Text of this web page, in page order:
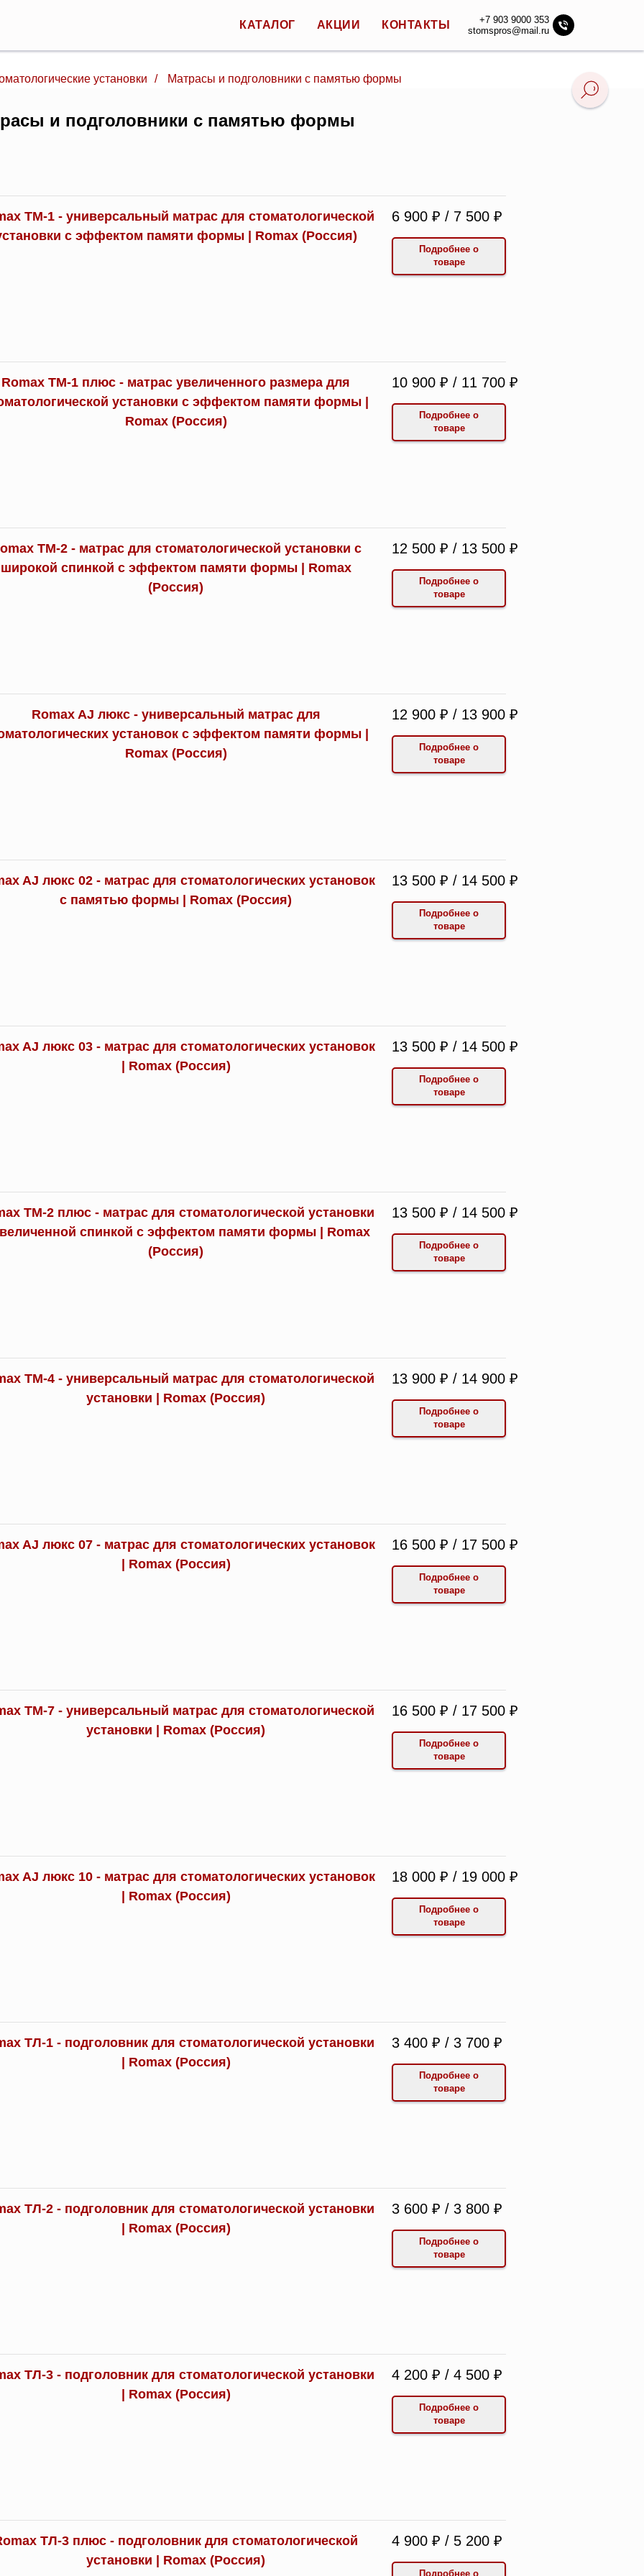
КАТАЛОГ АКЦИИ КОНТАКТЫ
+7 903 9000 353
stomspros@mail.ru
установки / Матрасы и подголовники с памятью формы
и подголовники с памятью формы
TM-1 - универсальный матрас для стоматологической
с эффектом памяти формы | Romax (Россия)
6 900 ₽ / 7 500 ₽
Подробнее о
товаре
Romax TM-1 плюс - матрас увеличенного размера для
установки с эффектом памяти формы |
Romax (Россия)
10 900 ₽ / 11 700 ₽
Подробнее о
товаре
TM-2 - матрас для стоматологической установки с
широкой спинкой с эффектом памяти формы | Romax
(Россия)
12 500 ₽ / 13 500 ₽
Подробнее о
товаре
Romax AJ люкс - универсальный матрас для
установок с эффектом памяти формы |
Romax (Россия)
12 900 ₽ / 13 900 ₽
Подробнее о
товаре
AJ люкс 02 - матрас для стоматологических установок
с памятью формы | Romax (Россия)
13 500 ₽ / 14 500 ₽
Подробнее о
товаре
AJ люкс 03 - матрас для стоматологических установок
| Romax (Россия)
13 500 ₽ / 14 500 ₽
Подробнее о
товаре
TM-2 плюс - матрас для стоматологической установки
спинкой с эффектом памяти формы | Romax
(Россия)
13 500 ₽ / 14 500 ₽
Подробнее о
товаре
TM-4 - универсальный матрас для стоматологической
установки | Romax (Россия)
13 900 ₽ / 14 900 ₽
Подробнее о
товаре
AJ люкс 07 - матрас для стоматологических установок
| Romax (Россия)
16 500 ₽ / 17 500 ₽
Подробнее о
товаре
TM-7 - универсальный матрас для стоматологической
установки | Romax (Россия)
16 500 ₽ / 17 500 ₽
Подробнее о
товаре
AJ люкс 10 - матрас для стоматологических установок
| Romax (Россия)
18 000 ₽ / 19 000 ₽
Подробнее о
товаре
ТЛ-1 - подголовник для стоматологической установки
| Romax (Россия)
3 400 ₽ / 3 700 ₽
Подробнее о
товаре
ТЛ-2 - подголовник для стоматологической установки
| Romax (Россия)
3 600 ₽ / 3 800 ₽
Подробнее о
товаре
ТЛ-3 - подголовник для стоматологической установки
| Romax (Россия)
4 200 ₽ / 4 500 ₽
Подробнее о
товаре
ТЛ-3 плюс - подголовник для стоматологической
установки | Romax (Россия)
4 900 ₽ / 5 200 ₽
Подробнее о